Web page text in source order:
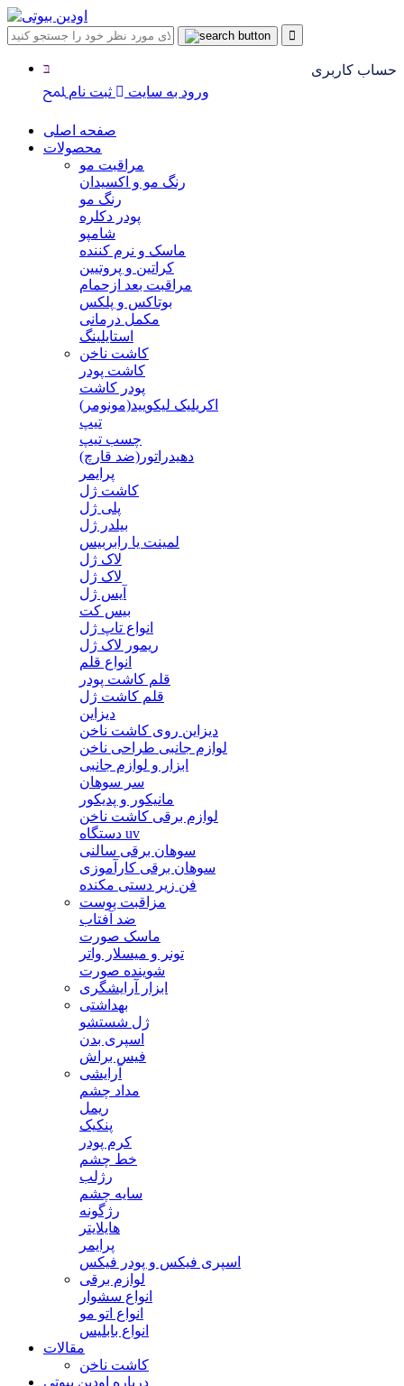
حساب کاربری
ورود به سایت
ثبت نام
صفحه اصلی
محصولات
مراقبت مو
رنگ مو و اکسیدان
رنگ مو
پودر دکلره
شامپو
ماسک و نرم کننده
کراتین و پروتیین
مراقبت بعد ازحمام
بوتاکس و پلکس
مکمل درمانی
استایلینگ
کاشت ناخن
کاشت پودر
پودر کاشت
اکریلیک لیکویید(مونومر)
تیپ
چسب تیپ
دهیدراتور(ضد قارچ)
پرایمر
کاشت ژل
پلی ژل
بیلدر ژل
لمینت یا رابربیس
لاک ژل
لاک ژل
آیس ژل
بیس کت
انواع تاپ ژل
ریمور لاک ژل
انواع قلم
قلم کاشت پودر
قلم کاشت ژل
دیزاین
دیزاین روی کاشت ناخن
لوازم جانبی طراحی ناخن
ابزار و لوازم جانبی
سر سوهان
مانیکور و پدیکور
لوازم برقی کاشت ناخن
دستگاه uv
سوهان برقی سالنی
سوهان برقی کارآموزی
فن زیر دستی مکنده
مزاقبت پوست
ضد آفتاب
ماسک صورت
تونر و میسلار واتر
شوینده صورت
ابزار آرایشگری
بهداشتی
ژل شستشو
اسپری بدن
فیس براش
آرایشی
مداد چشم
ریمل
پنکیک
کرم پودر
خط چشم
رژلب
سایه چشم
رژگونه
هایلایتر
پرایمر
اسپری فیکس و پودر فیکس
لوازم برقی
انواع سشوار
انواع اتو مو
انواع بابلیس
مقالات
کاشت ناخن
درباره اودین بیوتی